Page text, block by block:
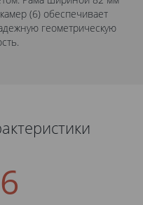
(6) обеспечивает
геометрическую